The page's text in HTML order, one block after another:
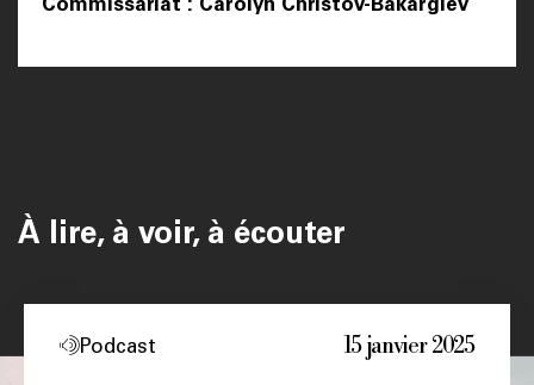
À lire, à voir, à écouter
Podcast 15 janvier 2025